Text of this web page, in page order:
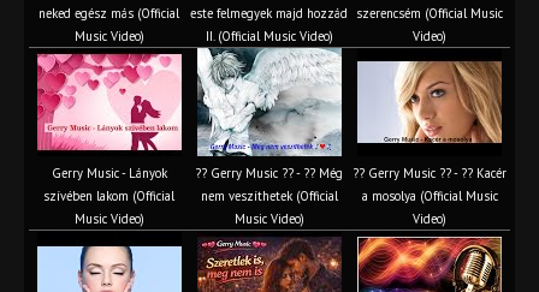
neked egész más (Official
Music Video)
este felmegyek majd hozzád
II. (Official Music Video)
szerencsém (Official Music
Video)
Gerry Music - Lányok
szívében lakom (Official
Music Video)
?? Gerry Music ?? - ?? Még
nem veszíthetek (Official
Music Video)
?? Gerry Music ?? - ?? Kacér
a mosolya (Official Music
Video)